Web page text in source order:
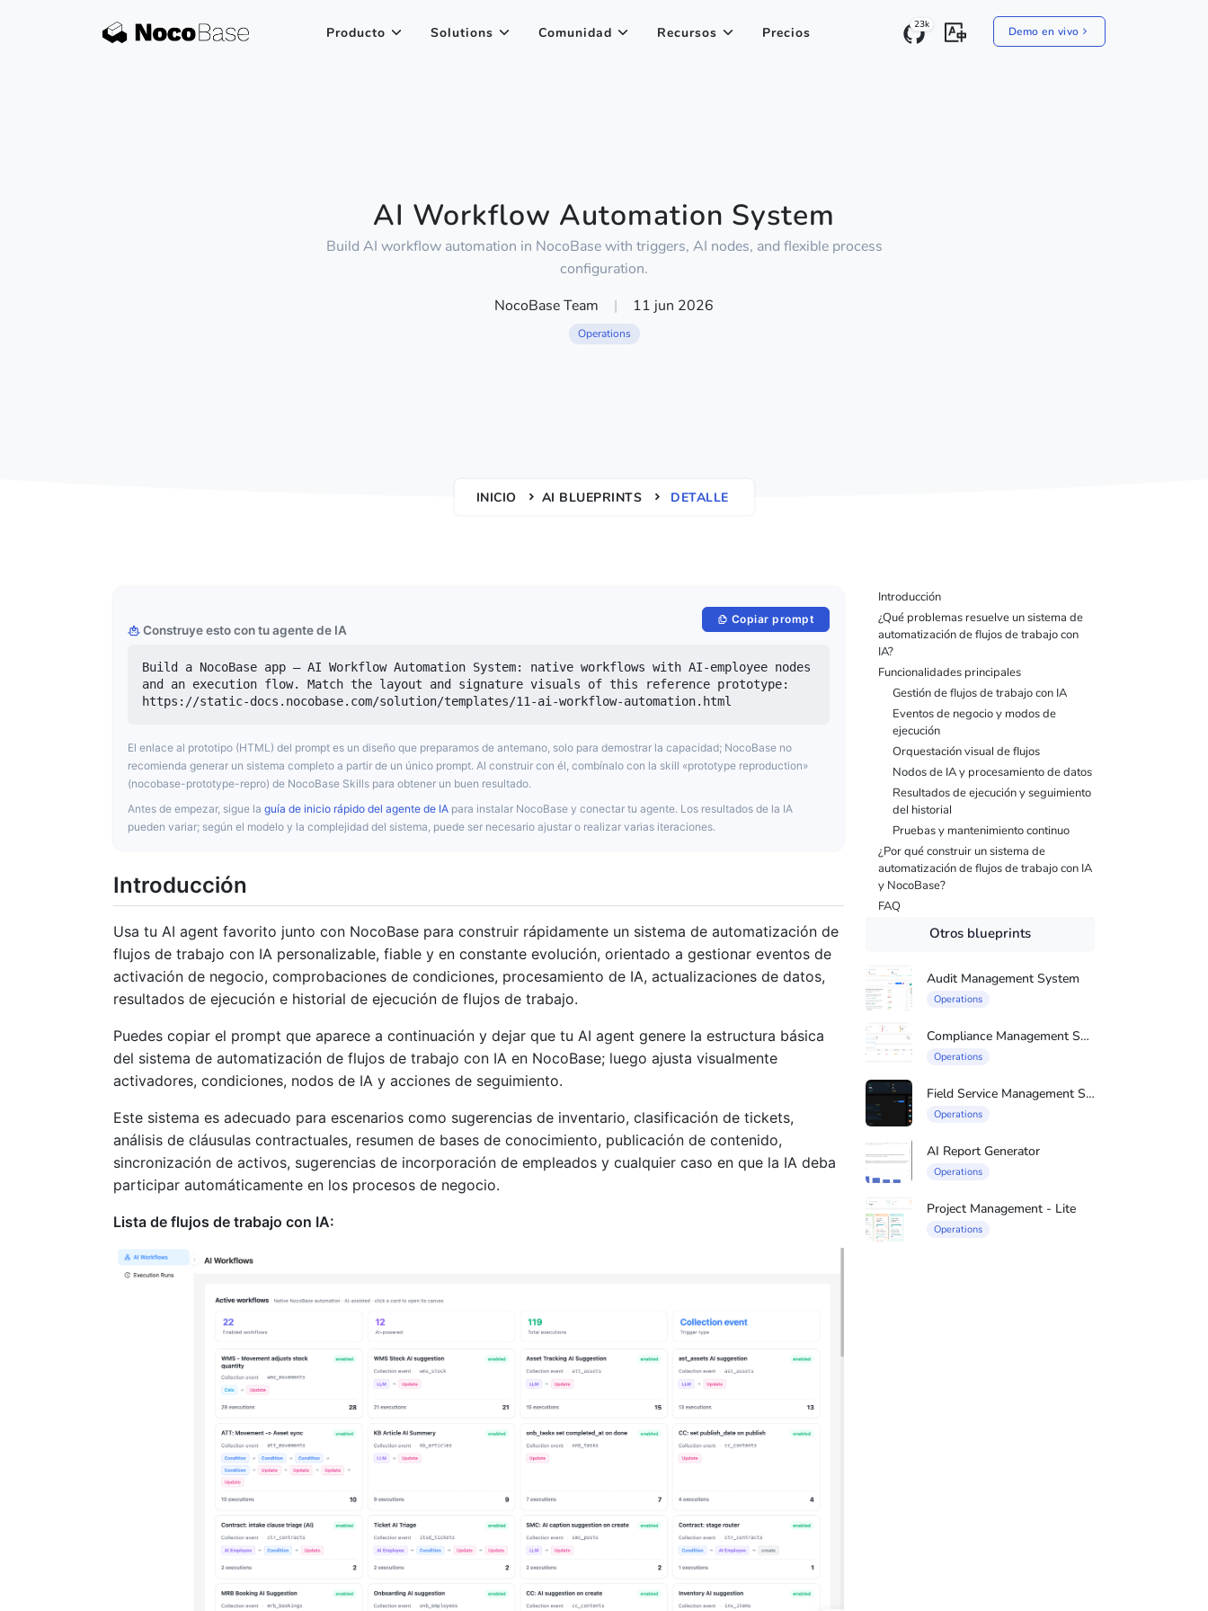
Demo en vivo
23k
Producto Solutions Comunidad Recursos Precios
AI Workflow Automation System
Build AI workflow automation in NocoBase with triggers, AI nodes, and flexible process
configuration.
NocoBase Team
| 11 jun 2026
Operations
INICIO AI BLUEPRINTS DETALLE
Construye esto con tu agente de IA
Copiar prompt
Build a NocoBase app — AI Workflow Automation System: native workflows with AI-employee nodes
and an execution flow. Match the layout and signature visuals of this reference prototype:
https://static-docs.nocobase.com/solution/templates/11-ai-workflow-automation.html
El enlace al prototipo (HTML) del prompt es un diseño que preparamos de antemano, solo para demostrar la capacidad; NocoBase no
recomienda generar un sistema completo a partir de un único prompt. Al construir con él, combínalo con la skill «prototype reproduction»
(nocobase-prototype-repro) de NocoBase Skills para obtener un buen resultado.
Antes de empezar, sigue la guía de inicio rápido del agente de IA para instalar NocoBase y conectar tu agente. Los resultados de la IA
pueden variar; según el modelo y la complejidad del sistema, puede ser necesario ajustar o realizar varias iteraciones.
Introducción
Usa tu AI agent favorito junto con NocoBase para construir rápidamente un sistema de automatización de
flujos de trabajo con IA personalizable, fiable y en constante evolución, orientado a gestionar eventos de
activación de negocio, comprobaciones de condiciones, procesamiento de IA, actualizaciones de datos,
resultados de ejecución e historial de ejecución de flujos de trabajo.
Puedes copiar el prompt que aparece a continuación y dejar que tu AI agent genere la estructura básica
del sistema de automatización de flujos de trabajo con IA en NocoBase; luego ajusta visualmente
activadores, condiciones, nodos de IA y acciones de seguimiento.
Este sistema es adecuado para escenarios como sugerencias de inventario, clasificación de tickets,
análisis de cláusulas contractuales, resumen de bases de conocimiento, publicación de contenido,
sincronización de activos, sugerencias de incorporación de empleados y cualquier caso en que la IA deba
participar automáticamente en los procesos de negocio.
Lista de flujos de trabajo con IA:
Introducción
¿Qué problemas resuelve un sistema de
automatización de flujos de trabajo con
IA?
Funcionalidades principales
Gestión de flujos de trabajo con IA
Eventos de negocio y modos de
ejecución
Orquestación visual de flujos
Nodos de IA y procesamiento de datos
Resultados de ejecución y seguimiento
del historial
Pruebas y mantenimiento continuo
¿Por qué construir un sistema de
automatización de flujos de trabajo con IA
y NocoBase?
FAQ
Otros blueprints
Audit Management System
Operations
Compliance Management System
Operations
Field Service Management Syste
Operations
AI Report Generator
Operations
Project Management - Lite
Operations